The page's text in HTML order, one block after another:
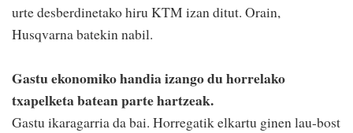
urte desberdinetako hiru KTM izan ditut. Orain,
Husqvarna batekin nabil.
Gastu ekonomiko handia izango du horrelako
txapelketa batean parte hartzeak.
Gastu ikaragarria da bai. Horregatik elkartu ginen lau-bost